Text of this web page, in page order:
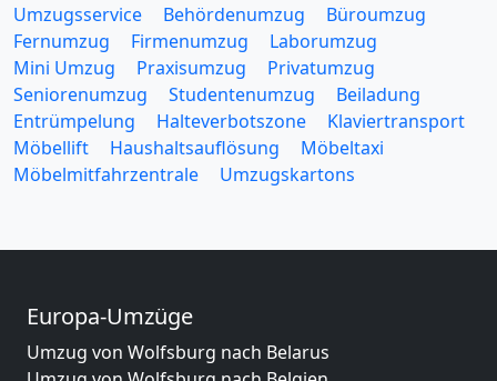
Umzugsservice Behördenumzug
Büroumzug
Fernumzug
Firmenumzug
Laborumzug
Mini Umzug
Praxisumzug
Privatumzug
Seniorenumzug
Studentenumzug
Beiladung
Entrümpelung
Halteverbotszone
Klaviertransport
Möbellift
Haushaltsauflösung
Möbeltaxi
Möbelmitfahrzentrale
Umzugskartons
Europa-Umzüge
Umzug von Wolfsburg nach Belarus